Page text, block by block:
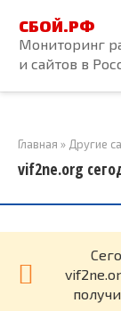
контенту
СБОЙ.РФ
Мониторинг
и сайтов в
Главная » Другие
vif2ne.org